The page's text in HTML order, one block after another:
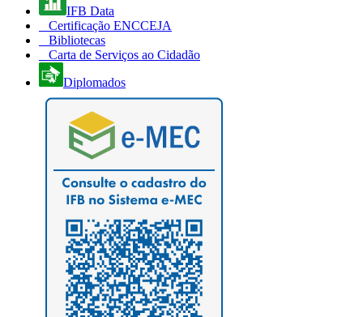
IFB Data
Certificação ENCCEJA
Bibliotecas
Carta de Serviços ao Cidadão
Diplomados